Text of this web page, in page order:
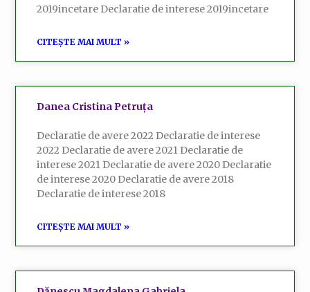
2019incetare Declaratie de interese 2019incetare
CITEȘTE MAI MULT »
Danea Cristina Petruța
Declaratie de avere 2022 Declaratie de interese
2022 Declaratie de avere 2021 Declaratie de
interese 2021 Declaratie de avere 2020 Declaratie
de interese 2020 Declaratie de avere 2018
Declaratie de interese 2018
CITEȘTE MAI MULT »